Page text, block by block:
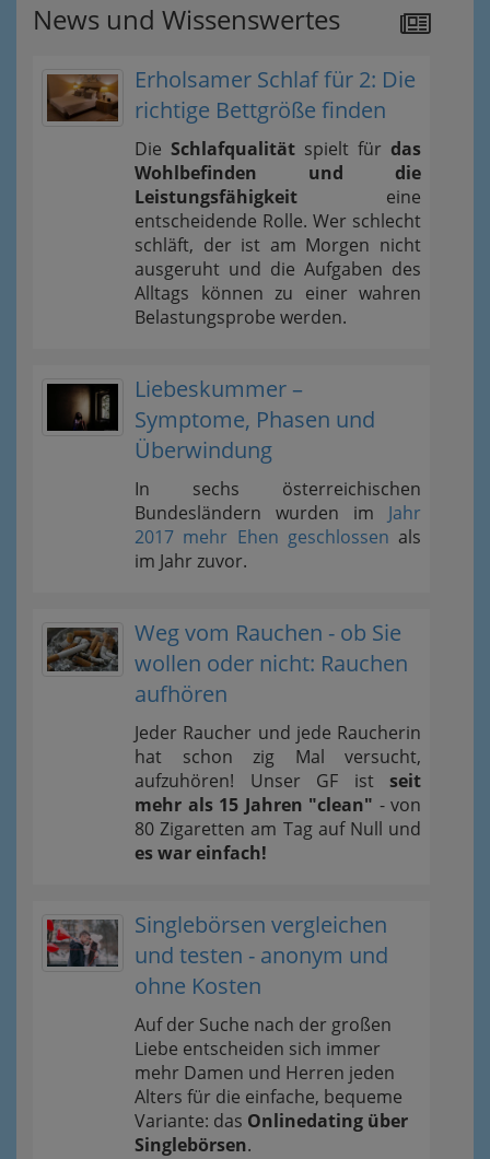
News und Wissenswertes
Erholsamer Schlaf für 2: Die
richtige Bettgröße finden
Die Schlafqualität spielt für das
Wohlbefinden und die
Leistungsfähigkeit eine
entscheidende Rolle. Wer schlecht
schläft, der ist am Morgen nicht
ausgeruht und die Aufgaben des
Alltags können zu einer wahren
Belastungsprobe werden.
Liebeskummer –
Symptome, Phasen und
Überwindung
In sechs österreichischen
Bundesländern wurden im Jahr
2017 mehr Ehen geschlossen als
im Jahr zuvor.
Weg vom Rauchen - ob Sie
wollen oder nicht: Rauchen
aufhören
Jeder Raucher und jede Raucherin
hat schon zig Mal versucht,
aufzuhören! Unser GF ist seit
mehr als 15 Jahren "clean" - von
80 Zigaretten am Tag auf Null und
es war einfach!
Singlebörsen vergleichen
und testen - anonym und
ohne Kosten
Auf der Suche nach der großen
Liebe entscheiden sich immer
mehr Damen und Herren jeden
Alters für die einfache, bequeme
Variante: das Onlinedating über
Singlebörsen.